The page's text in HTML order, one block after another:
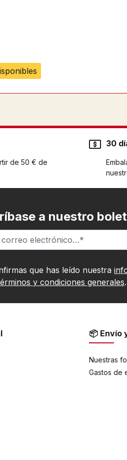
de 50 € de
30
a nuestro
que has leído nuestra
y condiciones generales.
📦 Envío
Nuestras
Gastos de